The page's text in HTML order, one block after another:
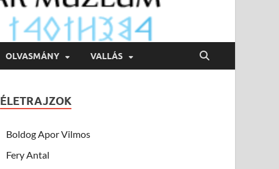
OLVASMÁNY VALLÁS
ÉLETRAJZOK
Boldog Apor Vilmos
Fery Antal